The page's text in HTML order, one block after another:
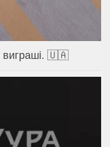
виграші. 🇺🇦